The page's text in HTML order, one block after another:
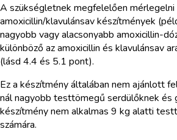
A szükségletnek megfelelően
amoxicillin/klavulánsav készítmények
nagyobb vagy alacsonyabb amoxicillin-
különböző az amoxicillin és klavulánsav
(lásd 4.4 és 5.1 pont).
Ez a készítmény általában nem ajánlott
nál nagyobb testtömegű serdülőknek és
készítmény nem alkalmas 9 kg alatti
számára.